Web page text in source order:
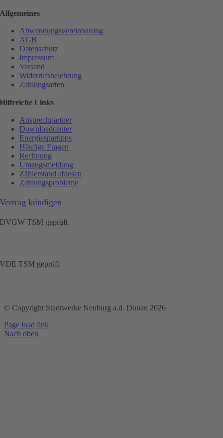
Allgemeines
Abwendungsvereinbarung
AGB
Datenschutz
Impressum
Versand
Widerrufsbelehrung
Zahlungsarten
Hilfreiche Links
Ansprechpartner
Downloadcenter
Energiespartipps
Häufige Fragen
Rechnung
Umzugsmeldung
Zählerstand ablesen
Zahlungsprobleme
Vertrag kündigen
DVGW TSM geprüft
VDE TSM geprüft
© Copyright Stadtwerke Neuburg a.d. Donau 2026
Page load link
Nach oben